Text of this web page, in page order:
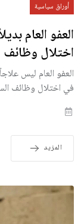
أوراق سياسية
العفو العام
اختلال وظائف
العفو العام ليس
في اختلال وظائف
المزيد